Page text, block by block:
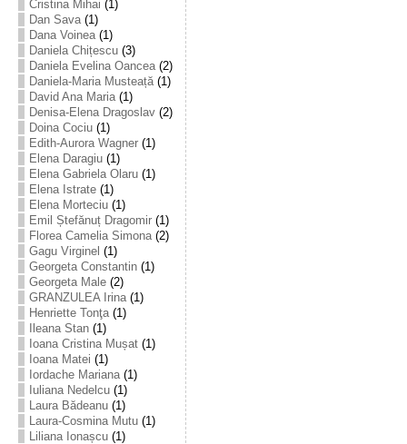
Cristina Mihai (1)
Dan Sava(1)
Dana Voinea(1)
Daniela Chițescu(3)
Daniela Evelina Oancea(2)
Daniela-Maria Musteață(1)
David Ana Maria(1)
Denisa-Elena Dragoslav(2)
Doina Cociu(1)
Edith-Aurora Wagner(1)
Elena Daragiu(1)
Elena Gabriela Olaru(1)
Elena Istrate(1)
Elena Morteciu(1)
Emil Ștefănuț Dragomir(1)
Florea Camelia Simona(2)
Gagu Virginel (1)
Georgeta Constantin(1)
Georgeta Male(2)
GRANZULEA Irina(1)
Henriette Tonţa(1)
Ileana Stan(1)
Ioana Cristina Mușat(1)
Ioana Matei (1)
Iordache Mariana(1)
Iuliana Nedelcu(1)
Laura Bădeanu(1)
Laura-Cosmina Mutu(1)
Liliana Ionașcu(1)